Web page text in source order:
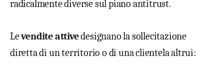
radicalmente diverse sul piano antitrust.
Levendite attivedesignano la sollecitazione
diretta di un territorio o di una clientela altrui: